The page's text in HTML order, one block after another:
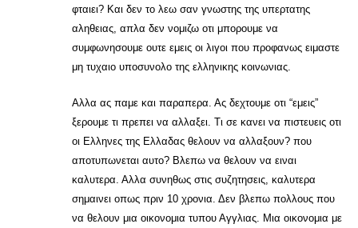
φταιει? Και δεν το λεω σαν γνωστης της υπερτατης
αληθειας, απλα δεν νομιζω οτι μπορουμε να
συμφωνησουμε ουτε εμεις οι λιγοι που προφανως ειμαστε
μη τυχαιο υποσυνολο της ελληνικης κοινωνιας.
Αλλα ας παμε και παραπερα. Ας δεχτουμε οτι “εμεις”
ξερουμε τι πρεπει να αλλαξει. Τι σε κανει να πιστευεις οτι
οι Ελληνες της Ελλαδας θελουν να αλλαξουν? που
αποτυπωνεται αυτο? Βλεπω να θελουν να ειναι
καλυτερα. Αλλα συνηθως στις συζητησεις, καλυτερα
σημαινει οπως πριν 10 χρονια. Δεν βλεπω πολλους που
να θελουν μια οικονομια τυπου Αγγλιας. Μια οικονομια με